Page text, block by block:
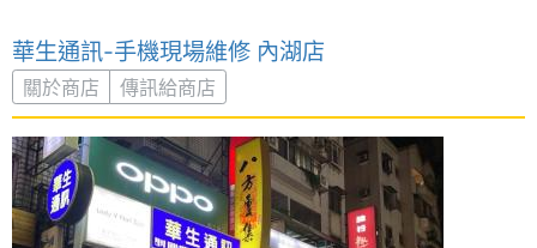
華生通訊-手機現場維修 內湖店
關於商店 傳訊給商店